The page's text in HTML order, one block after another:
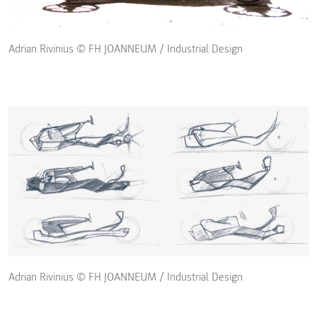
Adrian Rivinius © FH JOANNEUM / Industrial Design
Adrian Rivinius © FH JOANNEUM / Industrial Design